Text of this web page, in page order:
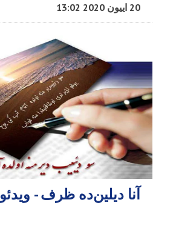
20 اییون 2020 13:02
آنا دیلین‌ده ظرف - ویدئو